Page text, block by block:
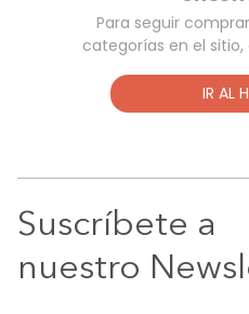
Para seguir
categorías en el
IR AL
Suscríbete a
nuestro
Cama
Mesa Centro
Mesa Noche